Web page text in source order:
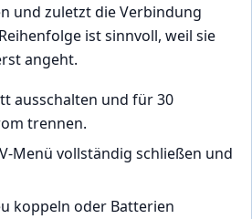
und zuletzt die Verbindung
ist sinnvoll, weil sie
angeht.
ausschalten und für 30
trennen.
Menü vollständig schließen und
koppeln oder Batterien